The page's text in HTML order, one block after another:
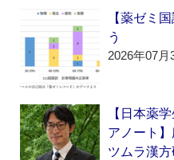
【薬ゼミ
う
2026年07月
【日本薬
アノート
ツムラ漢